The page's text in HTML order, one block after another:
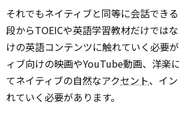
それでもネイティブと同等に会話でき
段からTOEICや英語学習教材だけでは
けの英語コンテンツに触れていく必要
ィブ向けの映画やYouTube動画、洋楽
てネイティブの自然なアクセント、イ
れていく必要があります。